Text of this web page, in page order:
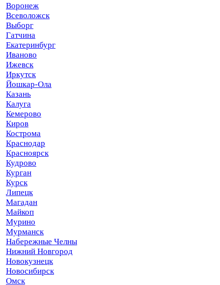
Воронеж
Всеволожск
Выборг
Гатчина
Екатеринбург
Иваново
Ижевск
Иркутск
Йошкар-Ола
Казань
Калуга
Кемерово
Киров
Кострома
Краснодар
Красноярск
Кудрово
Курган
Курск
Липецк
Магадан
Майкоп
Мурино
Мурманск
Набережные Челны
Нижний Новгород
Новокузнецк
Новосибирск
Омск